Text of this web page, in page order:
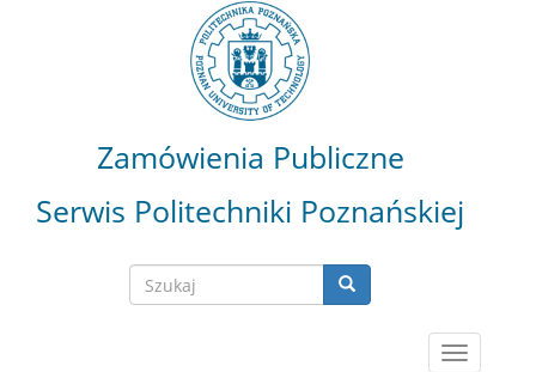
Zamówienia Publiczne
Serwis Politechniki Poznańskiej
Search
Szukaj Szukaj
Toggle